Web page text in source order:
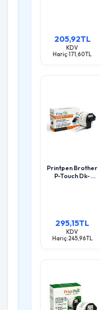
205,92TL
KDV
Hariç:171,60TL
Printpen Brother
P-Touch Dk-
295,15TL
KDV
Hariç:245,96TL